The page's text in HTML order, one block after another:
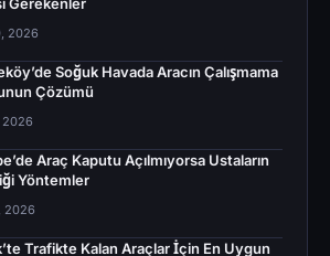
2026
Soğuk Havada Aracın Çalışmama
Çözümü
2026
Araç Kaputu Açılmıyorsa Ustaların
Yöntemler
2026
Trafikte Kalan Araçlar İçin En Uygun